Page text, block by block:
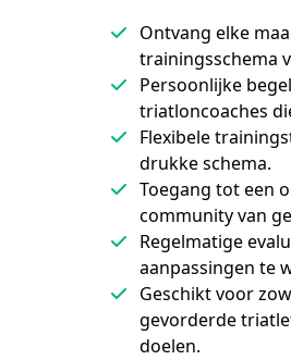
Ontvang elke
trainingsschema
Persoonlijke
triatloncoaches
Flexibele
drukke schema.
Toegang tot een
community van
Regelmatige
aanpassingen te
Geschikt voor
gevorderde
doelen.